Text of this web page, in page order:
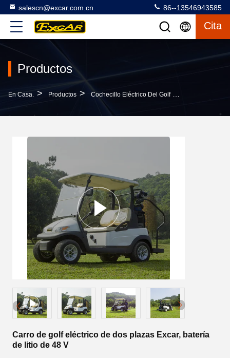
salescn@excar.com.cn 86--13546943585
Cita
Productos
En Casa. > Productos > Cochecillo Eléctrico Del Golf >
Carro de golf eléctrico de dos plazas Excar, batería
de litio de 48 V